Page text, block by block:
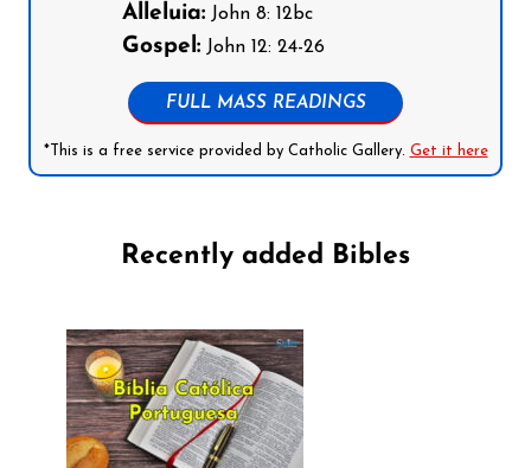
Alleluia: John 8: 12bc
Gospel: John 12: 24-26
FULL MASS READINGS
*This is a free service provided by Catholic Gallery. Get it here
Recently added Bibles